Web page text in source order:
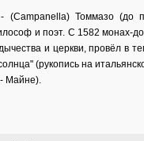
Томмазо (до
и поэт. С 1582 монах-
и церкви, провёл в
(рукопись на
Майне).